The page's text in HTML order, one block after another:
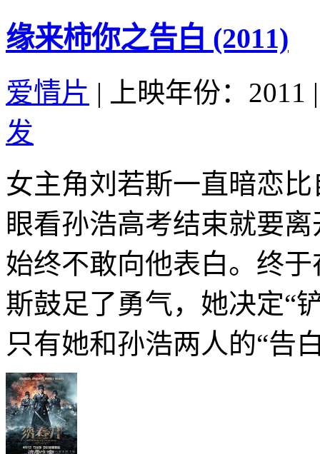
缘来柿你之告白 (2011)
爱情片 | 上映年份：2011 |
发
女主角刘若斯一直暗恋
眼看孙浩高考结束就要
始终不敢向他表白。终
斯鼓足了勇气，她决定“
只有她和孙浩两人的“告